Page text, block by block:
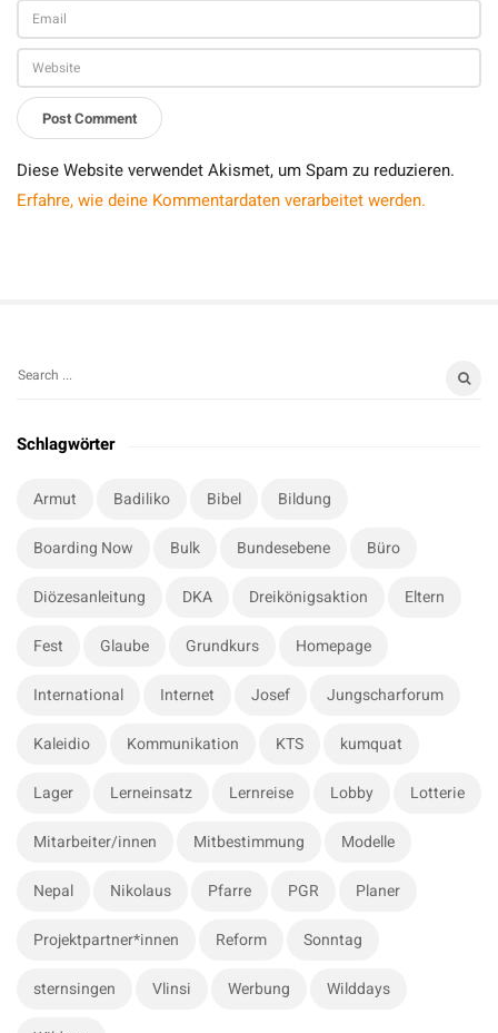
l
n
Diese Website verwendet Akismet, um Spam zu reduzieren.
Erfahre, wie deine Kommentardaten verarbeitet werden.
S
t
S
a
Schlagwörter
Armut Badiliko Bibel Bildung
Boarding Now Bulk Bundesebene Büro
Diözesanleitung DKA Dreikönigsaktion Eltern
Fest Glaube Grundkurs Homepage
International Internet Josef Jungscharforum
Kaleidio Kommunikation KTS kumquat
Lager Lerneinsatz Lernreise Lobby Lotterie
Mitarbeiter/innen Mitbestimmung Modelle
Nepal Nikolaus Pfarre PGR Planer
Projektpartner*innen Reform Sonntag
sternsingen Vlinsi Werbung Wilddays